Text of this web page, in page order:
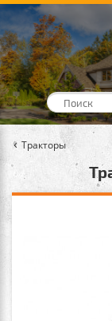
Тракторы